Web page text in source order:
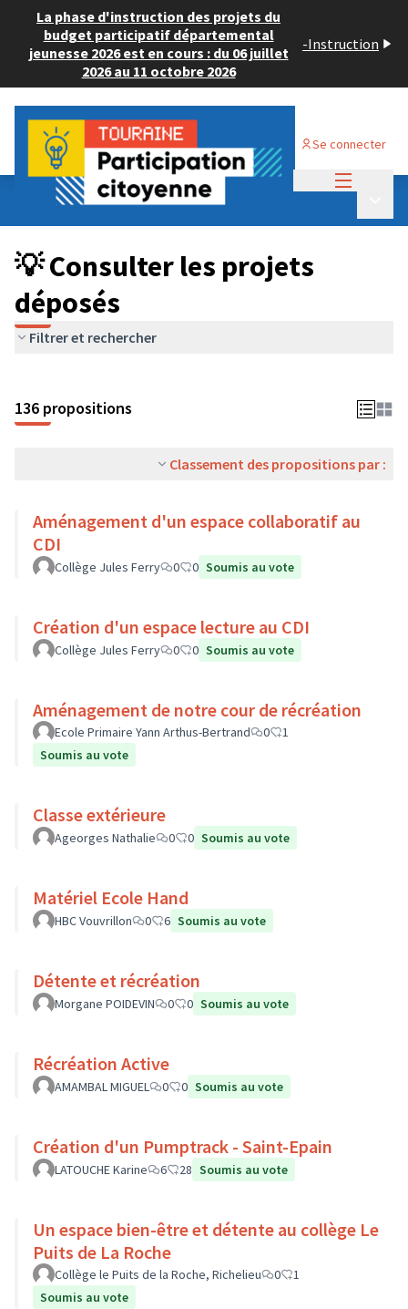
La phase d'instruction des projets du
budget participatif départemental
jeunesse 2026 est en cours : du 06 juillet
2026 au 11 octobre 2026
-Instruction
Se connecter
Budget Participatif JEUNESSE 2024
💡 Consulter les projets déposés
💡 Consulter les projets
déposés
Filtrer et rechercher
136 propositions
Classement des propositions par :
Aménagement d'un espace collaboratif au
CDI
Collège Jules Ferry 0 0 Soumis au vote
Création d'un espace lecture au CDI
Collège Jules Ferry 0 0 Soumis au vote
Aménagement de notre cour de récréation
Ecole Primaire Yann Arthus-Bertrand 0
1
Soumis au vote
Classe extérieure
Ageorges Nathalie 0 0 Soumis au vote
Matériel Ecole Hand
HBC Vouvrillon 0 6 Soumis au vote
Détente et récréation
Morgane POIDEVIN 0 0 Soumis au vote
Récréation Active
AMAMBAL MIGUEL 0 0 Soumis au vote
Création d'un Pumptrack - Saint-Epain
LATOUCHE Karine 6 28 Soumis au vote
Un espace bien-être et détente au collège Le
Puits de La Roche
Collège le Puits de la Roche, Richelieu 0
1
Soumis au vote